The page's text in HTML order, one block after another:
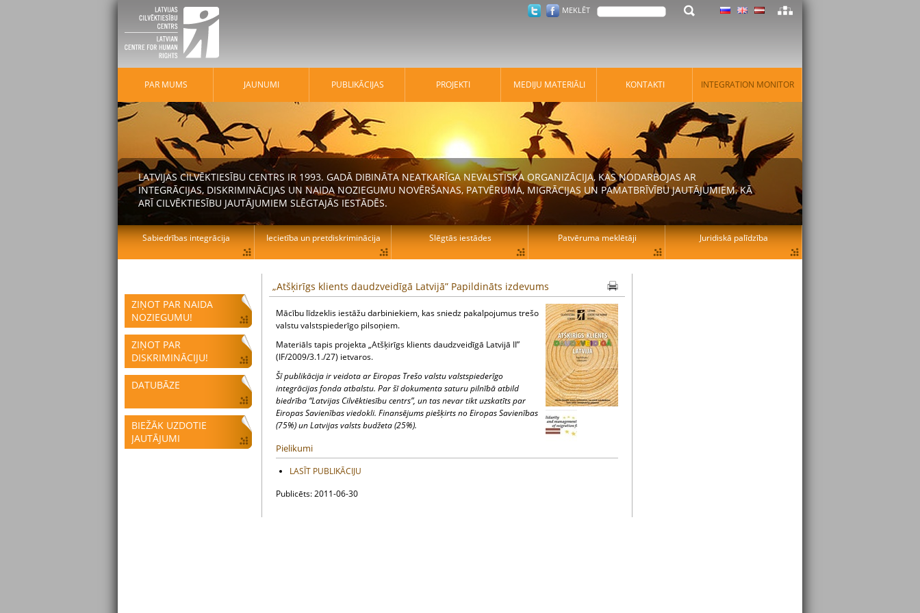
ZIŅOT PAR NAIDA
NOZIEGUMU!
ZIŅOT PAR
DISKRIMINĀCIJU!
DATUBĀZE
BIEŽĀK UZDOTIE
JAUTĀJUMI
„Atšķirīgs klients daudzveidīgā Latvijā” Papildināts izdevums
Mācību līdzeklis iestāžu darbiniekiem, kas sniedz pakalpojumus trešo
valstu valstspiederīgo pilsoņiem.
Materiāls tapis projekta „Atšķirīgs klients daudzveidīgā Latvijā II”
(IF/2009/3.1./27) ietvaros.
Šī publikācija ir veidota ar Eiropas Trešo valstu valstspiederīgo
integrācijas fonda atbalstu. Par šī dokumenta saturu pilnībā atbild
biedrība “Latvijas Cilvēktiesību centrs”, un tas nevar tikt uzskatīts par
Eiropas Savienības viedokli. Finansējums piešķirts no Eiropas Savienības
(75%) un Latvijas valsts budžeta (25%).
Pielikumi
LASĪT PUBLIKĀCIJU
Publicēts: 2011-06-30
MEKLĒT
PAR MUMS JAUNUMI PUBLIKĀCIJAS PROJEKTI MEDIJU MATERIĀLI KONTAKTI INTEGRATION MONITOR
LATVIJAS CILVĒKTIESĪBU CENTRS IR 1993. GADĀ DIBINĀTA NEATKARĪGA NEVALSTISKA ORGANIZĀCIJA, KAS NODARBOJAS AR
INTEGRĀCIJAS, DISKRIMINĀCIJAS UN NAIDA NOZIEGUMU NOVĒRŠANAS, PATVĒRUMA, MIGRĀCIJAS UN PAMATBRĪVĪBU JAUTĀJUMIEM, KĀ
ARĪ CILVĒKTIESĪBU JAUTĀJUMIEM SLĒGTAJĀS IESTĀDĒS.
Sabiedrības integrācija Iecietība un pretdiskriminācija Slēgtās iestādes Patvēruma meklētāji Juridiskā palīdzība